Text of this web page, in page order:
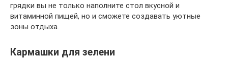
грядки вы не только наполните стол вкусной и
витаминной пищей, но и сможете создавать уютные
зоны отдыха.
Кармашки для зелени